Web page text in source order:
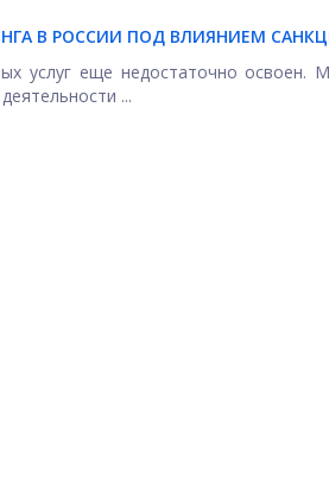
В РОССИИ ПОД ВЛИЯНИЕМ
услуг еще недостаточно освоен.
...